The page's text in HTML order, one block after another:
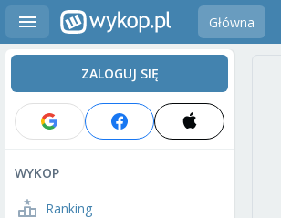
Główna
ZALOGUJ SIĘ
WYKOP
Ranking